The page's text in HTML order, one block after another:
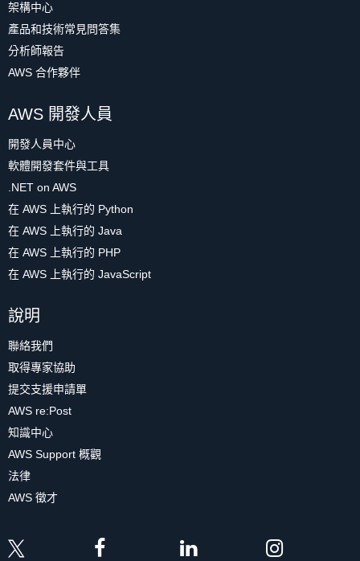
架構中心
產品和技術常見問答集
分析師報告
AWS 合作夥伴
AWS 開發人員
開發人員中心
軟體開發套件與工具
.NET on AWS
在 AWS 上執行的 Python
在 AWS 上執行的 Java
在 AWS 上執行的 PHP
在 AWS 上執行的 JavaScript
說明
聯絡我們
取得專家協助
提交支援申請單
AWS re:Post
知識中心
AWS Support 概觀
法律
AWS 徵才